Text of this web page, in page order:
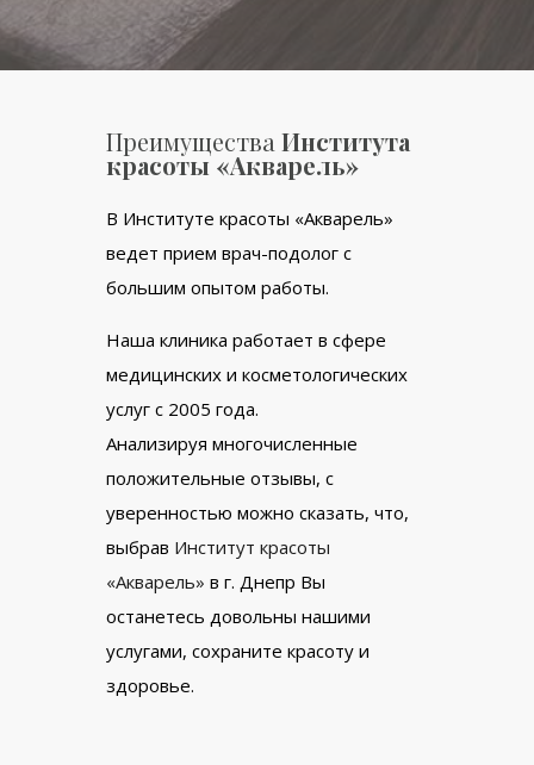
Преимущества Института
красоты «Акварель»
В Институте красоты «Акварель»
ведет прием врач-подолог с
большим опытом работы.
Наша клиника работает в сфере
медицинских и косметологических
услуг с 2005 года.
Анализируя многочисленные
положительные отзывы, с
уверенностью можно сказать, что,
выбрав Институт красоты
«Акварель» в г. Днепр Вы
останетесь довольны нашими
услугами, сохраните красоту и
здоровье.